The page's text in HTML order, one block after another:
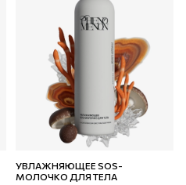
УВЛАЖНЯЮЩЕЕ SOS-
МОЛОЧКО ДЛЯ ТЕЛА